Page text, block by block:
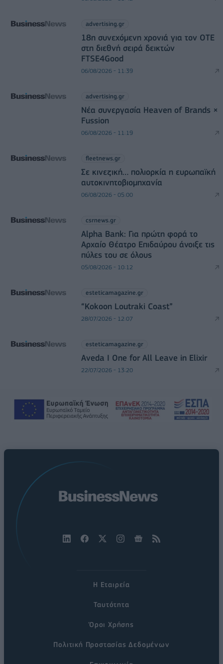
advertising.gr
18η συνεχόμενη χρονιά για τον ΟΤΕ
στη διεθνή σειρά δεικτών
FTSE4Good
06/08/2026 - 11:39
advertising.gr
Νέα συνεργασία Heaven of Brands ×
Fussion
06/08/2026 - 11:19
fleetnews.gr
Σε κινεζική… πολιορκία η ευρωπαϊκή
αυτοκινητοβιομηχανία
06/08/2026 - 05:00
csrnews.gr
Alpha Bank: Για πρώτη φορά το
Αρχαίο Θέατρο Επιδαύρου άνοιξε τις
πύλες του σε όλους
05/08/2026 - 10:12
esteticamagazine.gr
“Kokoon Loutraki Coast”
28/07/2026 - 12:07
esteticamagazine.gr
Aveda I One for All Leave in Elixir
22/07/2026 - 13:20
Η Εταιρεία
Ταυτότητα
Όροι Χρήσης
Πολιτική Προστασίας Δεδομένων